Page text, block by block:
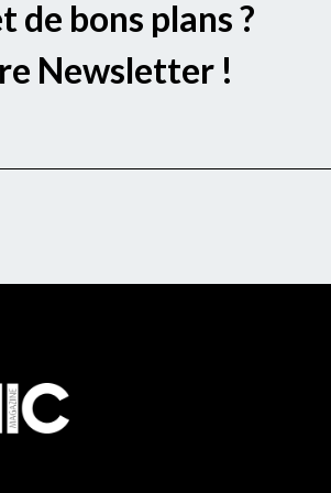
de bons plans ?
Newsletter !